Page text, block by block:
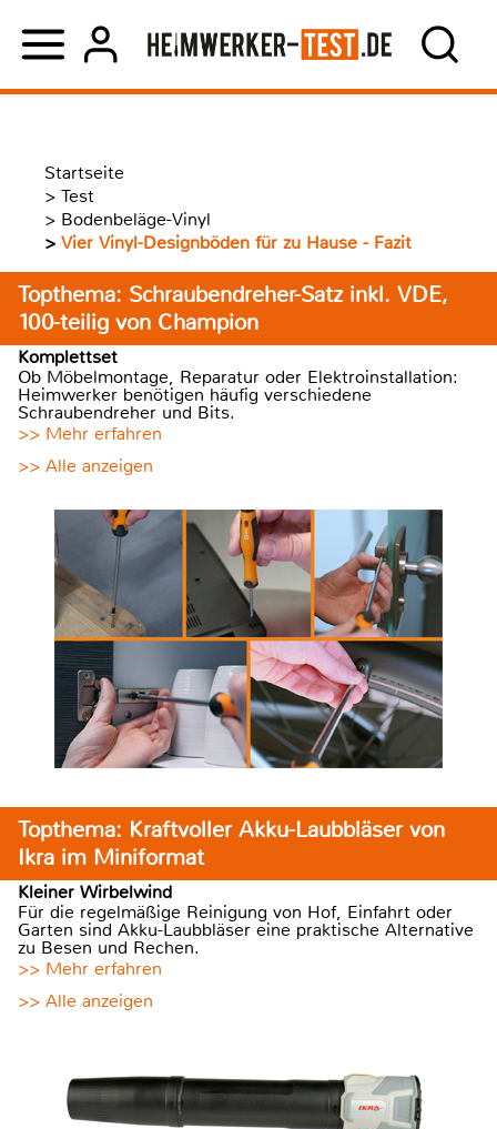
Startseite
> Test
> Bodenbeläge-Vinyl
> Vier Vinyl-Designböden für zu Hause - Fazit
Topthema: Schraubendreher-Satz inkl. VDE,
100-teilig von Champion
Komplettset
Ob Möbelmontage, Reparatur oder Elektroinstallation:
Heimwerker benötigen häufig verschiedene
Schraubendreher und Bits.
>> Mehr erfahren
>> Alle anzeigen
Topthema: Kraftvoller Akku-Laubbläser von
Ikra im Miniformat
Kleiner Wirbelwind
Für die regelmäßige Reinigung von Hof, Einfahrt oder
Garten sind Akku-Laubbläser eine praktische Alternative
zu Besen und Rechen.
>> Mehr erfahren
>> Alle anzeigen